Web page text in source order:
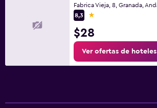
Ideal para familias
Cuna/cama nido disponibles
Comidas para niños
8,3
1 estrella
$28
Ver ofertas de hoteles